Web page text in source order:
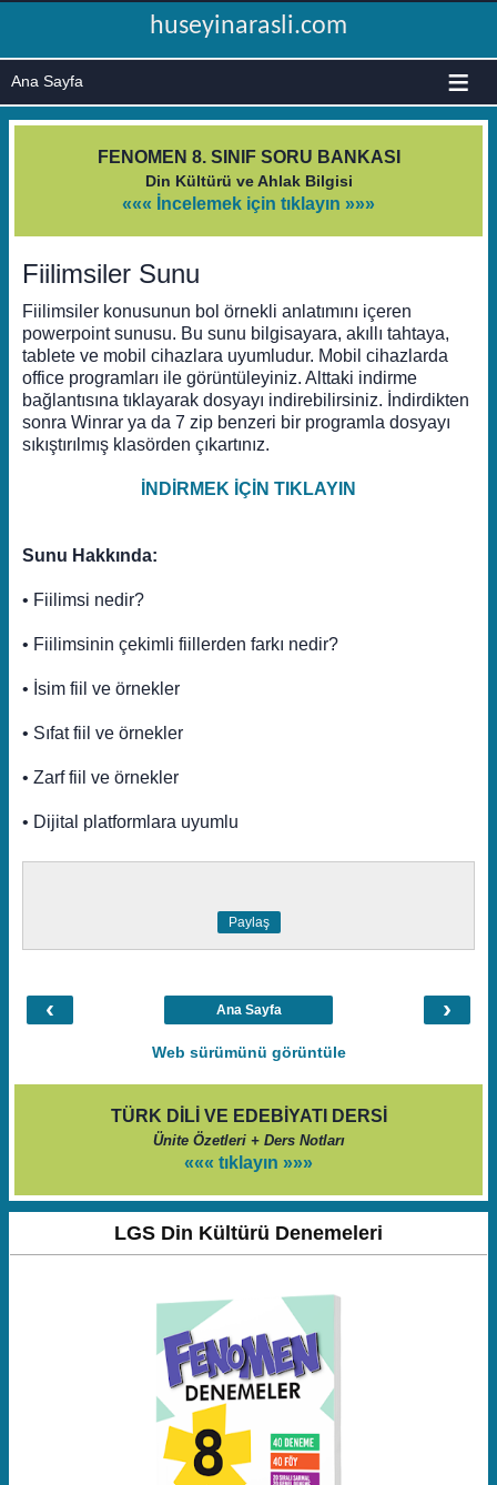
huseyinarasli.com
≡
FENOMEN 8. SINIF SORU BANKASI
Din Kültürü ve Ahlak Bilgisi
««« İncelemek için tıklayın »»»
Fiilimsiler Sunu
Fiilimsiler konusunun bol örnekli anlatımını içeren
powerpoint sunusu. Bu sunu bilgisayara, akıllı tahtaya,
tablete ve mobil cihazlara uyumludur. Mobil cihazlarda
office programları ile görüntüleyiniz. Alttaki indirme
bağlantısına tıklayarak dosyayı indirebilirsiniz. İndirdikten
sonra Winrar ya da 7 zip benzeri bir programla dosyayı
sıkıştırılmış klasörden çıkartınız.
İNDİRMEK İÇİN TIKLAYIN
Sunu Hakkında:
• Fiilimsi nedir?
• Fiilimsinin çekimli fiillerden farkı nedir?
• İsim fiil ve örnekler
• Sıfat fiil ve örnekler
• Zarf fiil ve örnekler
• Dijital platformlara uyumlu
Paylaş
‹ ›
Ana Sayfa
Web sürümünü görüntüle
TÜRK DİLİ VE EDEBİYATI DERSİ
Ünite Özetleri + Ders Notları
««« tıklayın »»»
LGS Din Kültürü Denemeleri